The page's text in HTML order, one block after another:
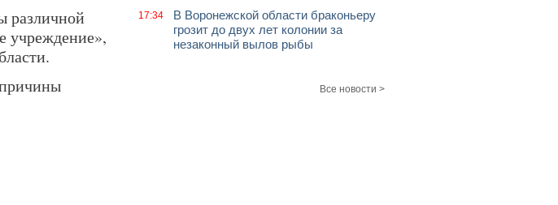
различной
учреждение»,
17:34
В Воронежской области браконьеру
грозит до двух лет колонии за
незаконный вылов рыбы
Все новости >